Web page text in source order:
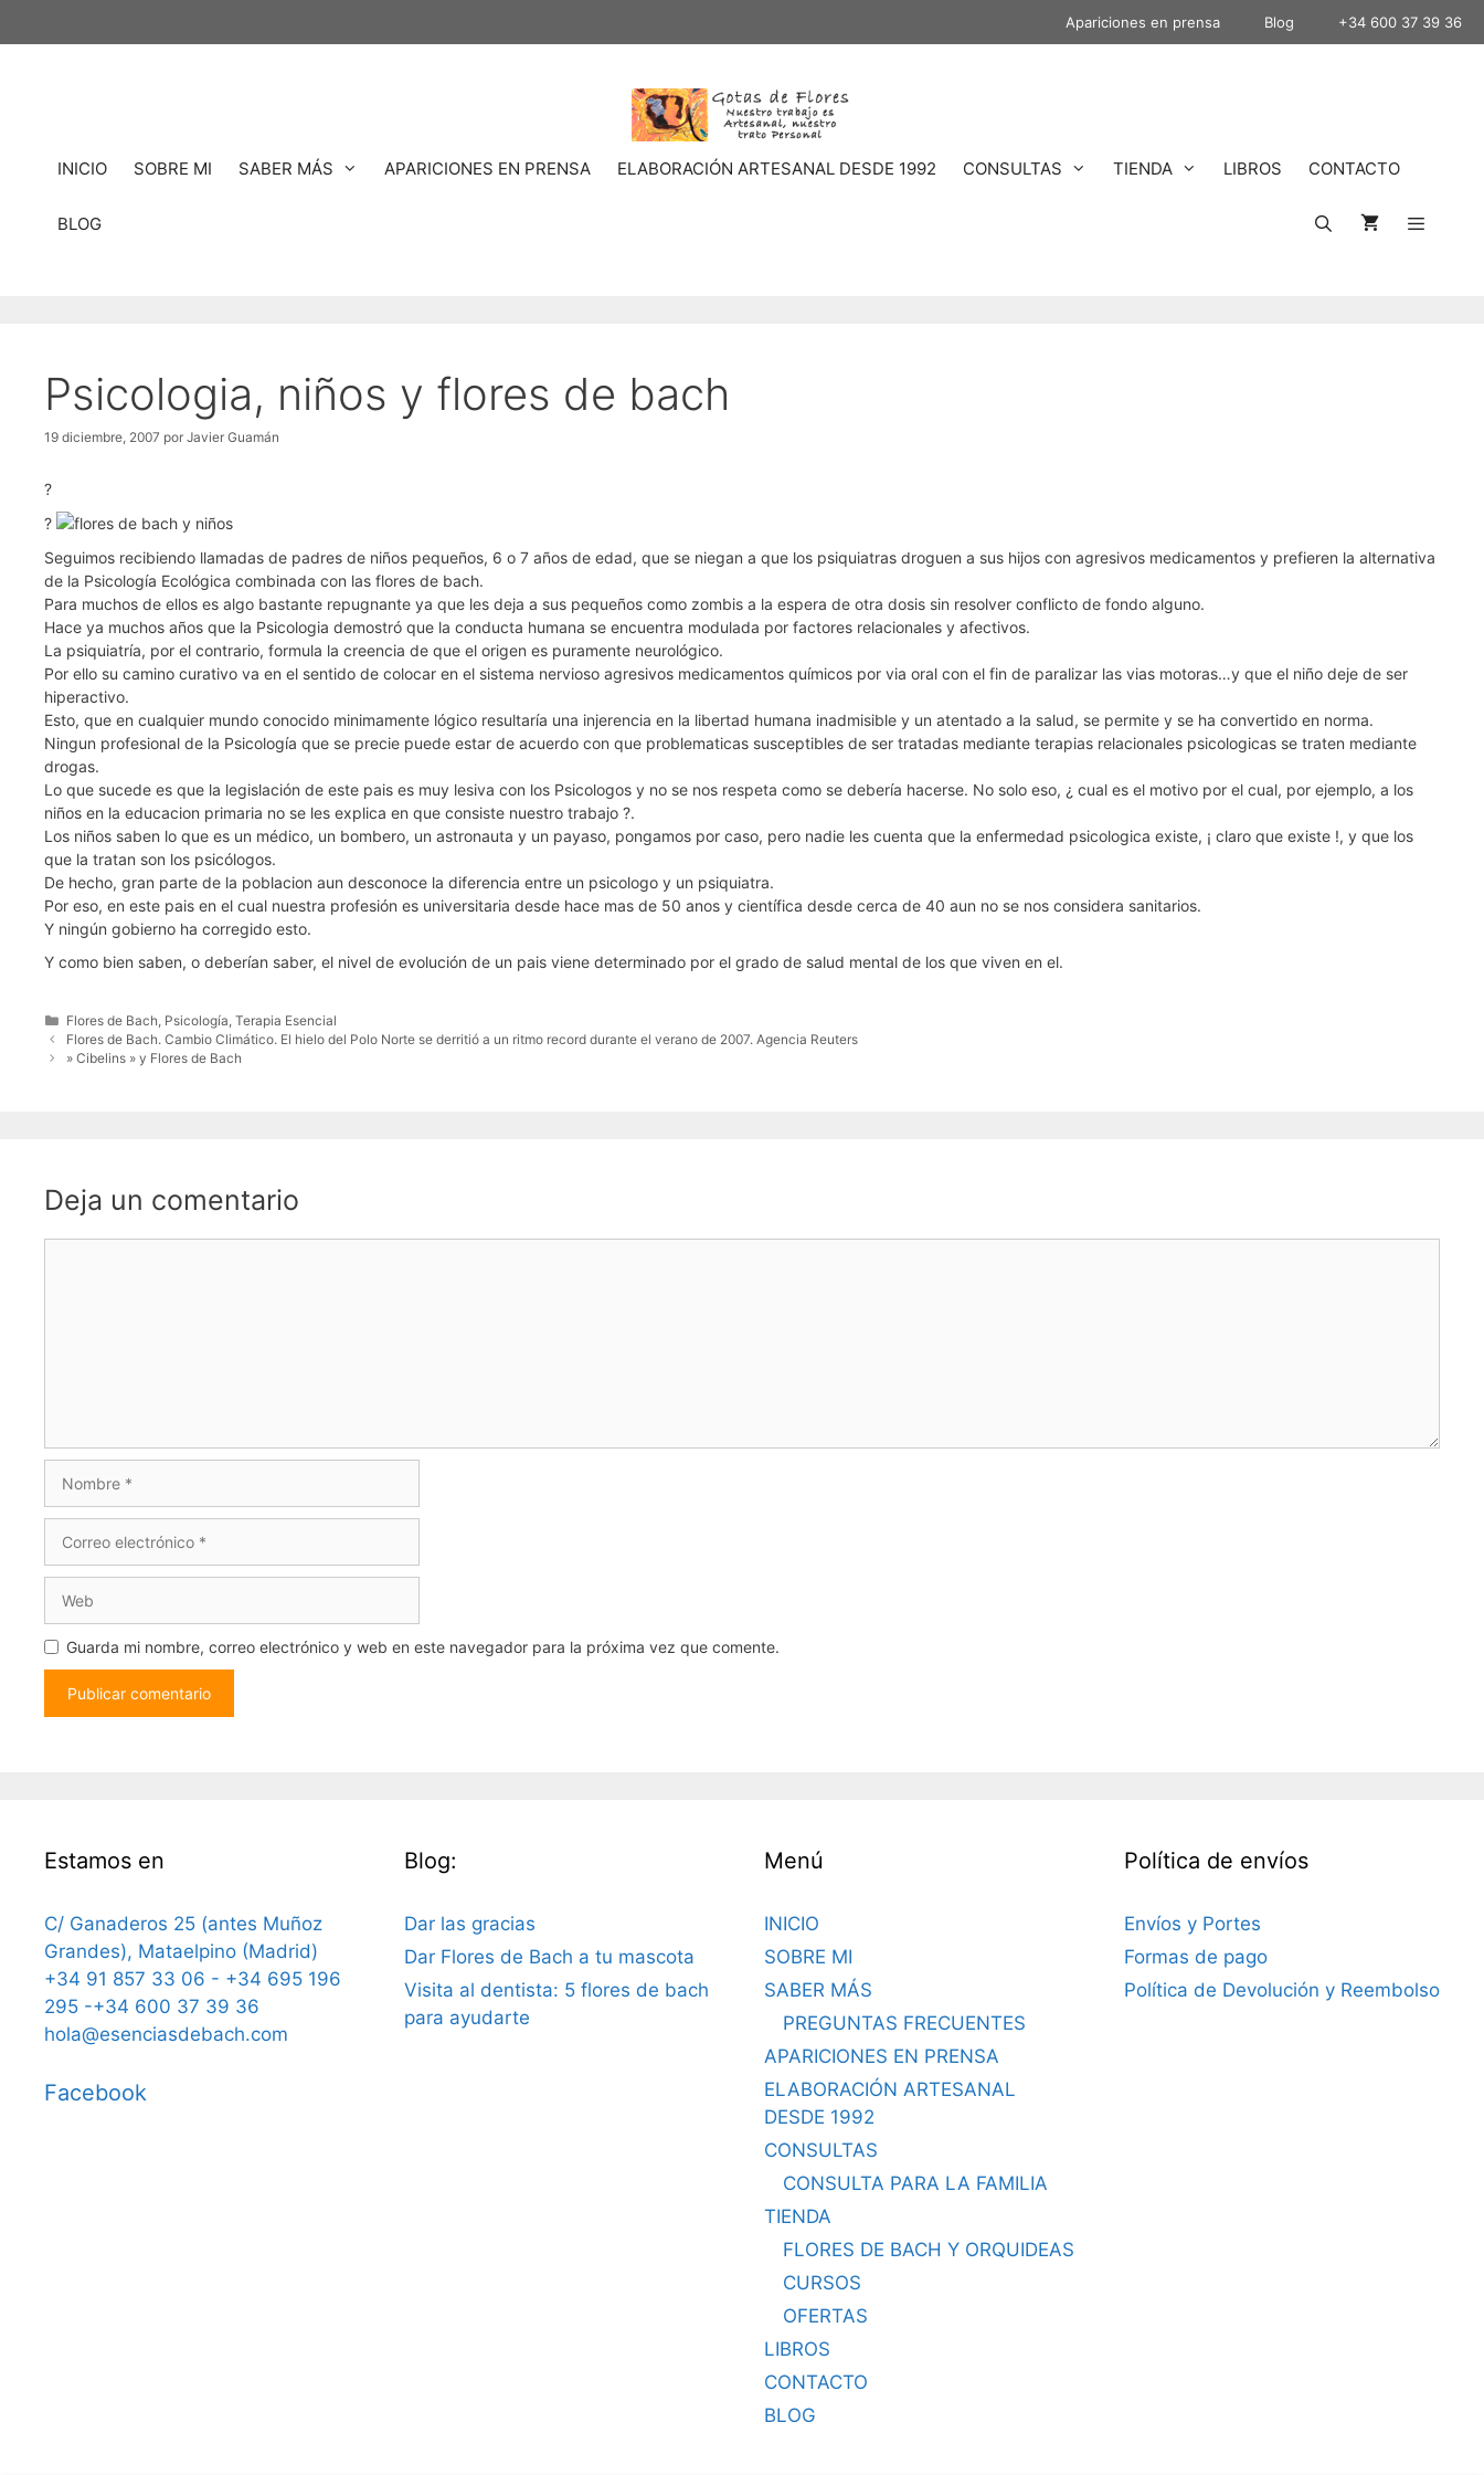
Apariciones en prensa Blog +34 600 37 39 36
INICIO SOBRE MI SABER MÁS APARICIONES EN PRENSA ELABORACIÓN ARTESANAL DESDE 1992 CONSULTAS TIENDA LIBROS CONTACTO
BLOG
Psicologia, niños y flores de bach
19 diciembre, 2007 por Javier Guamán
?
?
Seguimos recibiendo llamadas de padres de niños pequeños, 6 o 7 años de edad, que se niegan a que los psiquiatras droguen a sus hijos con agresivos medicamentos y prefieren la alternativa
de la Psicología Ecológica combinada con las flores de bach.
Para muchos de ellos es algo bastante repugnante ya que les deja a sus pequeños como zombis a la espera de otra dosis sin resolver conflicto de fondo alguno.
Hace ya muchos años que la Psicologia demostró que la conducta humana se encuentra modulada por factores relacionales y afectivos.
La psiquiatría, por el contrario, formula la creencia de que el origen es puramente neurológico.
Por ello su camino curativo va en el sentido de colocar en el sistema nervioso agresivos medicamentos químicos por via oral con el fin de paralizar las vias motoras…y que el niño deje de ser
hiperactivo.
Esto, que en cualquier mundo conocido minimamente lógico resultaría una injerencia en la libertad humana inadmisible y un atentado a la salud, se permite y se ha convertido en norma.
Ningun profesional de la Psicología que se precie puede estar de acuerdo con que problematicas susceptibles de ser tratadas mediante terapias relacionales psicologicas se traten mediante
drogas.
Lo que sucede es que la legislación de este pais es muy lesiva con los Psicologos y no se nos respeta como se debería hacerse. No solo eso, ¿ cual es el motivo por el cual, por ejemplo, a los
niños en la educacion primaria no se les explica en que consiste nuestro trabajo ?.
Los niños saben lo que es un médico, un bombero, un astronauta y un payaso, pongamos por caso, pero nadie les cuenta que la enfermedad psicologica existe, ¡ claro que existe !, y que los
que la tratan son los psicólogos.
De hecho, gran parte de la poblacion aun desconoce la diferencia entre un psicologo y un psiquiatra.
Por eso, en este pais en el cual nuestra profesión es universitaria desde hace mas de 50 anos y científica desde cerca de 40 aun no se nos considera sanitarios.
Y ningún gobierno ha corregido esto.
Y como bien saben, o deberían saber, el nivel de evolución de un pais viene determinado por el grado de salud mental de los que viven en el.
Categorías
Flores de Bach Psicología ,Terapia Esencial
Flores de Bach. Cambio Climático. El hielo del Polo Norte se derritió a un ritmo record durante el verano de 2007. Agencia Reuters
» Cibelins » y Flores de Bach
Deja un comentario
electrónico
Guarda mi nombre, correo electrónico y web en este navegador para la próxima vez que comente.
Estamos en
C/ Ganaderos 25 (antes Muñoz
Grandes), Mataelpino (Madrid)
+34 91 857 33 06 - +34 695 196
295 -+34 600 37 39 36
hola@esenciasdebach.com
Facebook
Blog:
Dar las gracias
Dar Flores de Bach a tu mascota
Visita al dentista: 5 flores de bach
para ayudarte
Menú
INICIO
SOBRE MI
SABER MÁS
PREGUNTAS FRECUENTES
APARICIONES EN PRENSA
ELABORACIÓN ARTESANAL
DESDE 1992
CONSULTAS
CONSULTA PARA LA FAMILIA
TIENDA
FLORES DE BACH Y ORQUIDEAS
CURSOS
OFERTAS
LIBROS
CONTACTO
BLOG
Política de envíos
Envíos y Portes
Formas de pago
Política de Devolución y Reembolso